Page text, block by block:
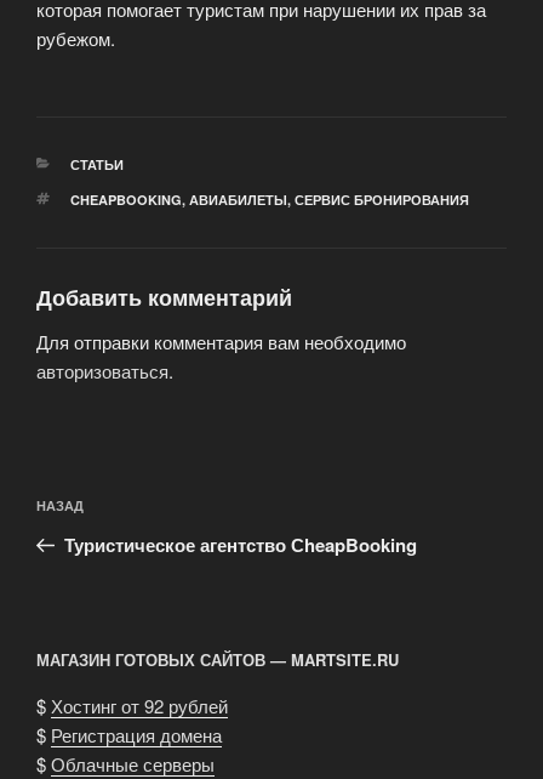
которая помогает туристам при нарушении их прав за
рубежом.
РУБРИКИ
СТАТЬИ
МЕТКИ
CHEAPBOOKING, АВИАБИЛЕТЫ, СЕРВИС БРОНИРОВАНИЯ
Добавить комментарий
Для отправки комментария вам необходимо
авторизоваться.
по
записям
Предыдущая
запись:
НАЗАД
Туристическое агентство СheapBooking
МАГАЗИН ГОТОВЫХ САЙТОВ — MARTSITE.RU
$Хостинг от 92 рублей
$ Регистрация домена
$Облачные серверы